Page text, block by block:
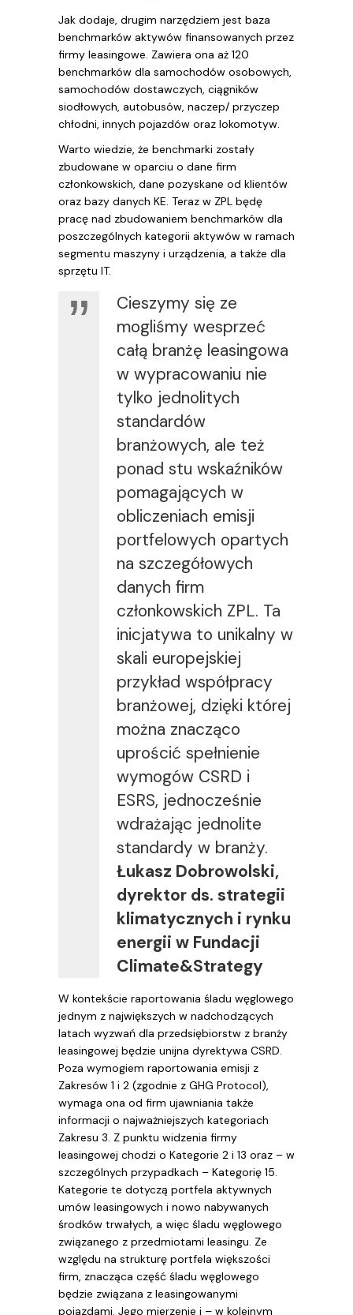
Jak dodaje, drugim narzędziem jest baza
benchmarków aktywów finansowanych przez
firmy leasingowe. Zawiera ona aż 120
benchmarków dla samochodów osobowych,
samochodów dostawczych, ciągników
siodłowych, autobusów, naczep/ przyczep
chłodni, innych pojazdów oraz lokomotyw.
Warto wiedzie, że benchmarki zostały
zbudowane w oparciu o dane firm
członkowskich, dane pozyskane od klientów
oraz bazy danych KE. Teraz w ZPL będę
pracę nad zbudowaniem benchmarków dla
poszczególnych kategorii aktywów w ramach
segmentu maszyny i urządzenia, a także dla
sprzętu IT.
Cieszymy się ze
mogliśmy wesprzeć
całą branżę leasingowa
w wypracowaniu nie
tylko jednolitych
standardów
branżowych, ale też
ponad stu wskaźników
pomagających w
obliczeniach emisji
portfelowych opartych
na szczegółowych
danych firm
członkowskich ZPL. Ta
inicjatywa to unikalny w
skali europejskiej
przykład współpracy
branżowej, dzięki której
można znacząco
uprościć spełnienie
wymogów CSRD i
ESRS, jednocześnie
wdrażając jednolite
standardy w branży.
Łukasz Dobrowolski,
dyrektor ds. strategii
klimatycznych i rynku
energii w Fundacji
Climate&Strategy
W kontekście raportowania śladu węglowego
jednym z największych w nadchodzących
latach wyzwań dla przedsiębiorstw z branży
leasingowej będzie unijna dyrektywa CSRD.
Poza wymogiem raportowania emisji z
Zakresów 1 i 2 (zgodnie z GHG Protocol),
wymaga ona od firm ujawniania także
informacji o najważniejszych kategoriach
Zakresu 3. Z punktu widzenia firmy
leasingowej chodzi o Kategorie 2 i 13 oraz – w
szczególnych przypadkach – Kategorię 15.
Kategorie te dotyczą portfela aktywnych
umów leasingowych i nowo nabywanych
środków trwałych, a więc śladu węglowego
związanego z przedmiotami leasingu. Ze
względu na strukturę portfela większości
firm, znacząca część śladu węglowego
będzie związana z leasingowanymi
pojazdami. Jego mierzenie i – w kolejnym